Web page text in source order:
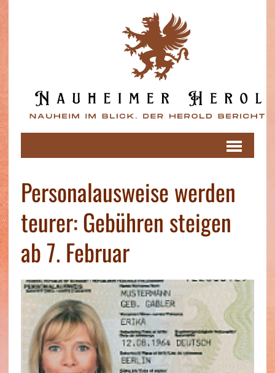
Personalausweise werden
teurer: Gebühren steigen
ab 7. Februar